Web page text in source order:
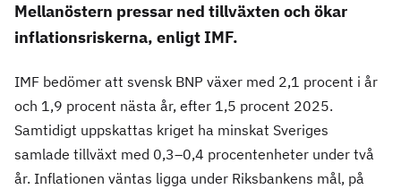
Mellanöstern pressar ned tillväxten och ökar
inflationsriskerna, enligt IMF.
IMF bedömer att svensk BNP växer med 2,1 procent i år
och 1,9 procent nästa år, efter 1,5 procent 2025.
Samtidigt uppskattas kriget ha minskat Sveriges
samlade tillväxt med 0,3–0,4 procentenheter under två
år. Inflationen väntas ligga under Riksbankens mål, på